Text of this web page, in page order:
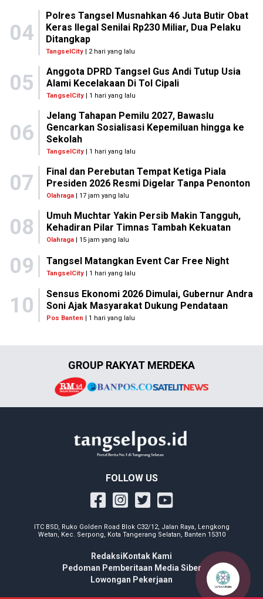
04
Polres Tangsel Musnahkan 46 Juta Butir Obat
Keras Ilegal Senilai Rp230 Miliar, Dua Pelaku
Ditangkap
TangselCity | 2 hari yang lalu
05
Anggota DPRD Tangsel Gus Andi Tutup Usia
Alami Kecelakaan Di Tol Cipali
TangselCity| 1 hari yang lalu
06
Jelang Tahapan Pemilu 2027, Bawaslu
Gencarkan Sosialisasi Kepemiluan hingga ke
Sekolah
TangselCity| 1 hari yang lalu
07
Final dan Perebutan Tempat Ketiga Piala
Presiden 2026 Resmi Digelar Tanpa Penonton
Olahraga| 17 jam yang lalu
08
Umuh Muchtar Yakin Persib Makin Tangguh,
Kehadiran Pilar Timnas Tambah Kekuatan
Olahraga| 15 jam yang lalu
09 Tangsel Matangkan Event Car Free Night
TangselCity | 1 hari yang lalu
10
Sensus Ekonomi 2026 Dimulai, Gubernur Andra
Soni Ajak Masyarakat Dukung Pendataan
Pos Banten | 1 hari yang lalu
GROUP RAKYAT MERDEKA
FOLLOW US
ITC BSD, Ruko Golden Road Blok C32/12, Jalan Raya, Lengkong
Wetan, Kec. Serpong, Kota Tangerang Selatan, Banten 15310
Redaksi Kontak Kami
Pedoman Pemberitaan Media Siber
Lowongan Pekerjaan